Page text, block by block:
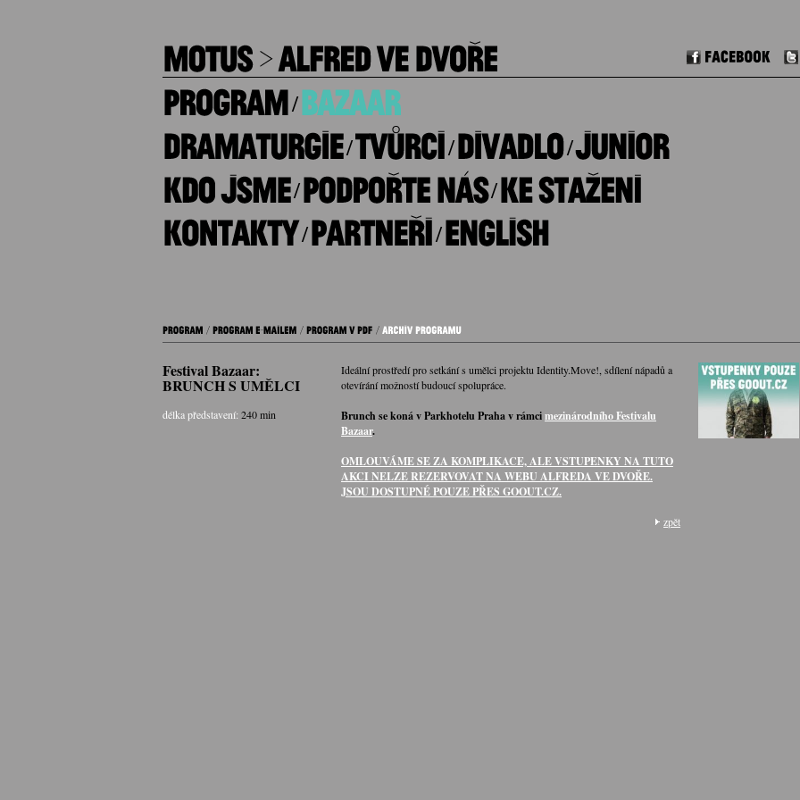
/
/
/
/
/
/
/
/
Festival Bazaar:
BRUNCH S UMĚLCI
délka představení: 240 min
Ideální prostředí pro setkání s umělci projektu Identity.Move!, sdílení nápadů a
otevírání možností budoucí spolupráce.
Brunch se koná v Parkhotelu Praha v rámcimezinárodního Festivalu
Bazaar.
OMLOUVÁME SE ZA KOMPLIKACE, ALE VSTUPENKY NA TUTO
AKCI NELZE REZERVOVAT NA WEBU ALFREDA VE DVOŘE.
JSOU DOSTUPNÉ POUZE PŘES GOOUT.CZ.
zpět